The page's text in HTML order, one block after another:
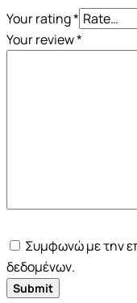
Your rating*
Your review*
Συμφωνώ με την
δεδομένων.